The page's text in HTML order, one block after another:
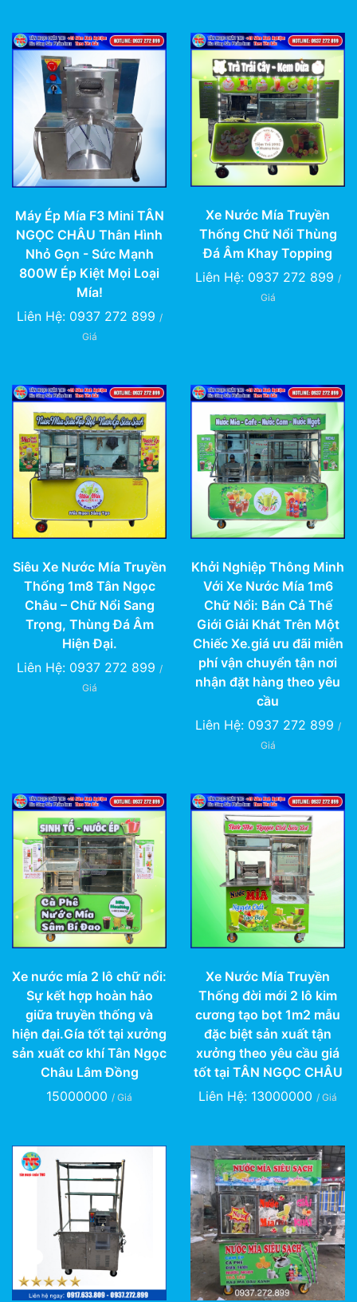
Máy Ép Mía F3 Mini TÂN
NGỌC CHÂU Thân Hình
Nhỏ Gọn - Sức Mạnh
800W Ép Kiệt Mọi Loại
Mía!
Liên Hệ: 0937 272 899 /
Giá
Xe Nước Mía Truyền
Thống Chữ Nổi Thùng
Đá Âm Khay Topping
Liên Hệ: 0937 272 899 /
Giá
Siêu Xe Nước Mía Truyền
Thống 1m8 Tân Ngọc
Châu – Chữ Nổi Sang
Trọng, Thùng Đá Âm
Hiện Đại.
Liên Hệ: 0937 272 899 /
Giá
Khởi Nghiệp Thông Minh
Với Xe Nước Mía 1m6
Chữ Nổi: Bán Cả Thế
Giới Giải Khát Trên Một
Chiếc Xe.giá ưu đãi miễn
phí vận chuyển tận nơi
nhận đặt hàng theo yêu
cầu
Liên Hệ: 0937 272 899 /
Giá
Xe nước mía 2 lô chữ nổi:
Sự kết hợp hoàn hảo
giữa truyền thống và
hiện đại.Gía tốt tại xưởng
sản xuất cơ khí Tân Ngọc
Châu Lâm Đồng
15000000 / Giá
Xe Nước Mía Truyền
Thống đời mới 2 lô kim
cương tạo bọt 1m2 mẫu
đặc biệt sản xuất tận
xưởng theo yêu cầu giá
tốt tại TÂN NGỌC CHÂU
Liên Hệ: 13000000 / Giá